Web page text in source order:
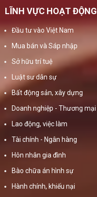
LĨNH VỰC HOẠT ĐỘNG
Đầu tư vào Việt Nam
Mua bán và Sáp nhập
Sở hữu trí tuệ
Luật sư dân sự
Bất động sản, xây dựng
Doanh nghiệp - Thương mại
Lao động, việc làm
Tài chính - Ngân hàng
Hôn nhân gia đình
Bào chữa án hình sự
Hành chính, khiếu nại